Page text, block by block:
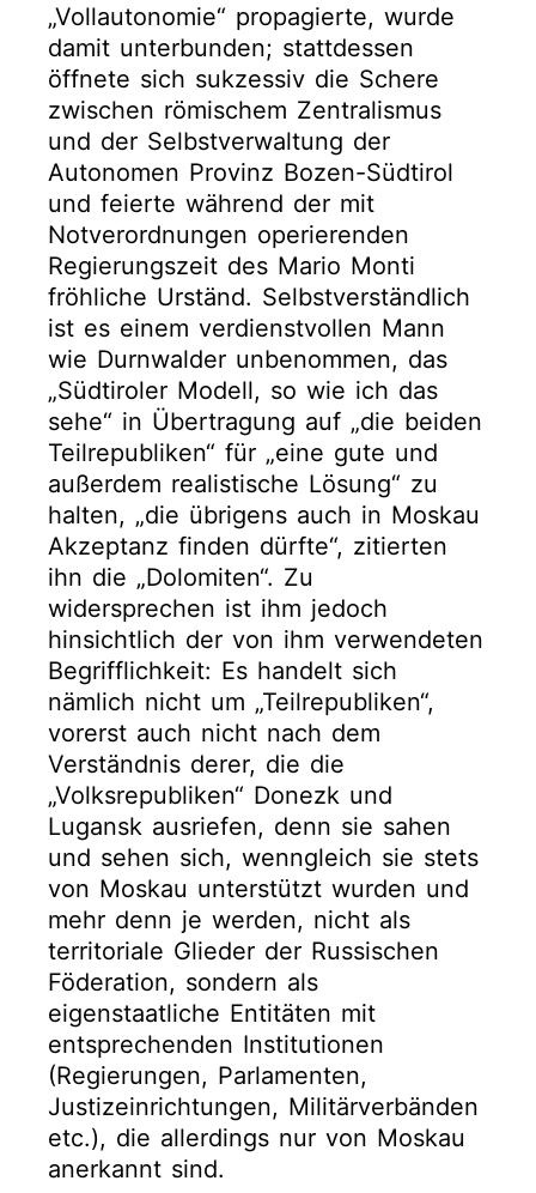
„Vollautonomie“ propagierte, wurde
damit unterbunden; stattdessen
öffnete sich sukzessiv die Schere
zwischen römischem Zentralismus
und der Selbstverwaltung der
Autonomen Provinz Bozen-Südtirol
und feierte während der mit
Notverordnungen operierenden
Regierungszeit des Mario Monti
fröhliche Urständ. Selbstverständlich
ist es einem verdienstvollen Mann
wie Durnwalder unbenommen, das
„Südtiroler Modell, so wie ich das
sehe“ in Übertragung auf „die beiden
Teilrepubliken“ für „eine gute und
außerdem realistische Lösung“ zu
halten, „die übrigens auch in Moskau
Akzeptanz finden dürfte“, zitierten
ihn die „Dolomiten“. Zu
widersprechen ist ihm jedoch
hinsichtlich der von ihm verwendeten
Begrifflichkeit: Es handelt sich
nämlich nicht um „Teilrepubliken“,
vorerst auch nicht nach dem
Verständnis derer, die die
„Volksrepubliken“ Donezk und
Lugansk ausriefen, denn sie sahen
und sehen sich, wenngleich sie stets
von Moskau unterstützt wurden und
mehr denn je werden, nicht als
territoriale Glieder der Russischen
Föderation, sondern als
eigenstaatliche Entitäten mit
entsprechenden Institutionen
(Regierungen, Parlamenten,
Justizeinrichtungen, Militärverbänden
etc.), die allerdings nur von Moskau
anerkannt sind.